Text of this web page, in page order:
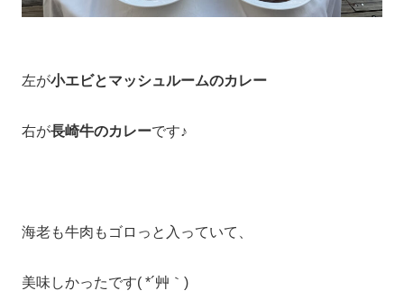
左が小エビとマッシュルームのカレー
右が長崎牛のカレーです♪
海老も牛肉もゴロっと入っていて、
美味しかったです( *´艸｀)